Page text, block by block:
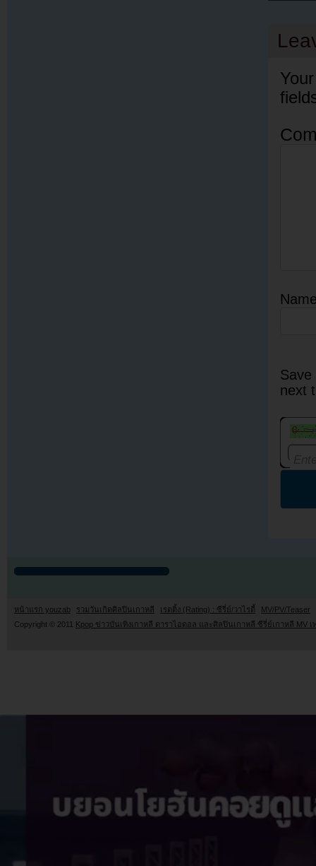
next
หน้าแรก youzab รวมวันเกิดศิลปินเกาหลี เรตติ้ง (Rating) : ซีรี่ย์/วาไรตี้
MV/PV/Teaser
Copyright © 2011 Kpop ข่าวบันเทิงเกาหลี ดาราไอดอล และศิลปินเกาหลี ซีรี่ย์เกาหลี MV